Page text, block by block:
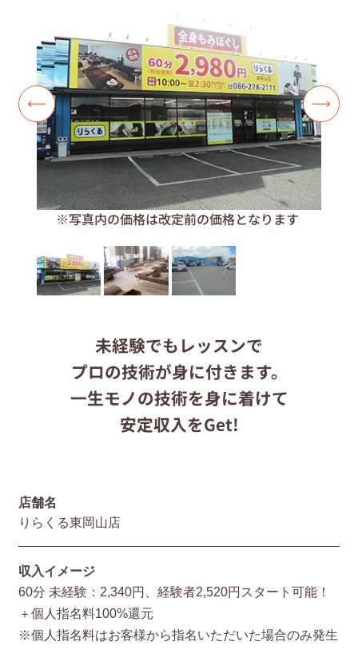
よくあるご質問
応募する
りらくるサイト
※写真内の価格は改定前の価格となります
未経験でもレッスンで
プロの技術が身に付きます。
一生モノの技術を身に着けて
安定収入をGet!
店舗名
りらくる東岡山店
収入イメージ
60分 未経験：2,340円、経験者2,520円スタート可能！
＋個人指名料100%還元
※個人指名料はお客様から指名いただいた場合のみ発生